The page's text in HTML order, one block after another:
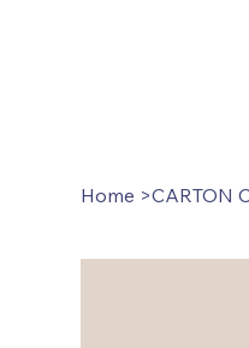
Home >CARTON